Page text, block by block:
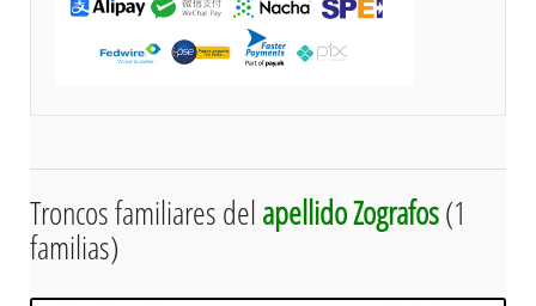
Troncos familiares delapellido Zografos(1
familias)